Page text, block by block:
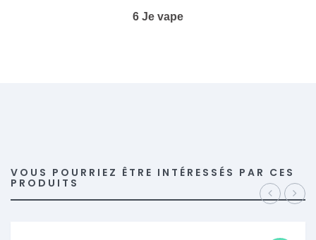
6 Je vape
VOUS POURRIEZ ÊTRE INTÉRESSÉS PAR CES
PRODUITS